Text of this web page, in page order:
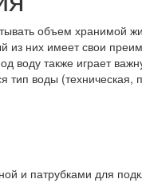
объем хранимой
из них имеет свои
воду также играет
тип воды (техническая,
и патрубками для